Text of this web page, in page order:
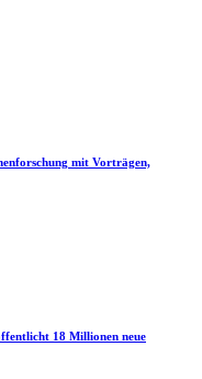
mit Vorträgen,
18 Millionen neue